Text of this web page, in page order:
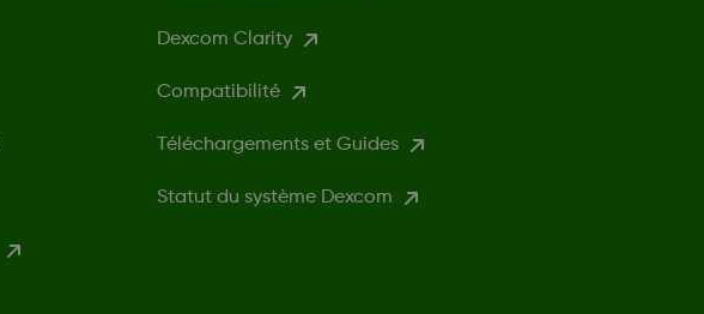
Dexcom Clarity
Compatibilité
Téléchargements et Guides
Statut du système Dexcom